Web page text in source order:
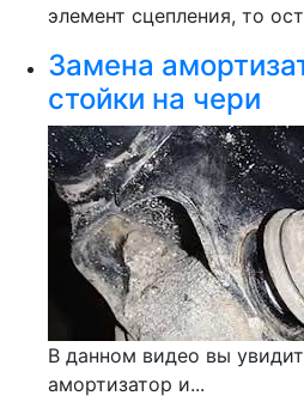
элемент сцепления, то
Замена
стойки на чери
В данном видео вы
амортизатор и...